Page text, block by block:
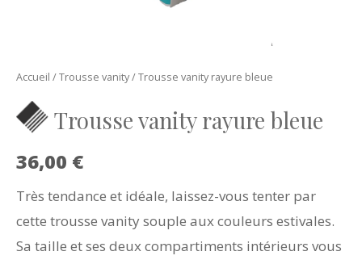
Accueil /Trousse vanity/ Trousse vanity rayure bleue
Trousse vanity rayure bleue
36,00 €
Très tendance et idéale, laissez-vous tenter par
cette trousse vanity souple aux couleurs estivales.
Sa taille et ses deux compartiments intérieurs vous